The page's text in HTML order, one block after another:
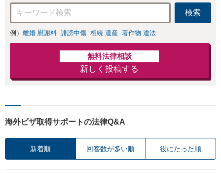
をご説明し、より
良い解決を目指し
ます。
検索
例） 離婚 慰謝料 誹謗中傷 相続 遺産 著作物 違法
無料法律相談
新しく投稿する
海外ビザ取得サポートの法律Q&A
新着順 回答数が多い順 役にたった順